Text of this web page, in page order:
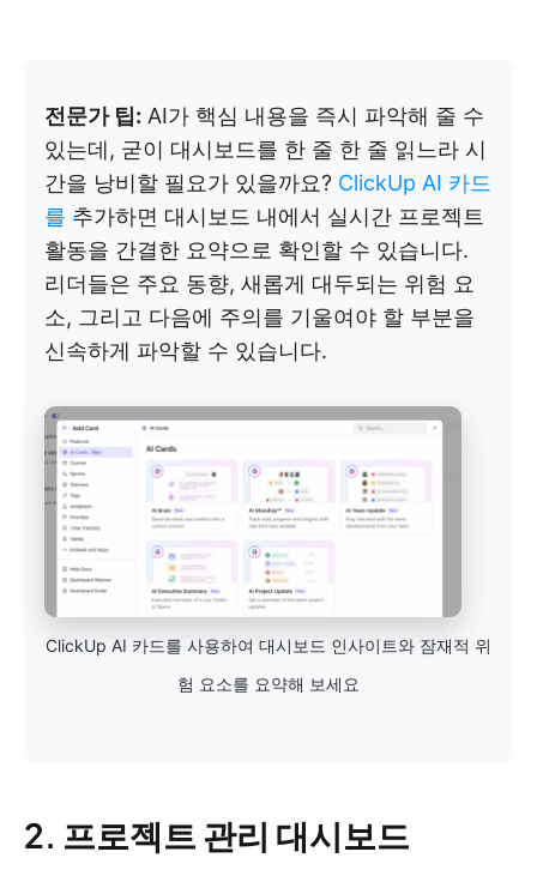
전문가 팁: AI가 핵심 내용을 즉시 파악해 줄 수
있는데, 굳이 대시보드를 한 줄 한 줄 읽느라 시
간을 낭비할 필요가 있을까요? ClickUp AI 카드
를 추가하면 대시보드 내에서 실시간 프로젝트
활동을 간결한 요약으로 확인할 수 있습니다.
리더들은 주요 동향, 새롭게 대두되는 위험 요
소, 그리고 다음에 주의를 기울여야 할 부분을
신속하게 파악할 수 있습니다.
ClickUp AI 카드를 사용하여 대시보드 인사이트와 잠재적 위
험 요소를 요약해 보세요
2. 프로젝트 관리 대시보드